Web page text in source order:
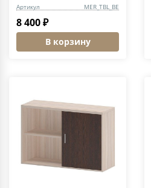
Артикул MER_TBL_BE
8 400 ₽
В корзину